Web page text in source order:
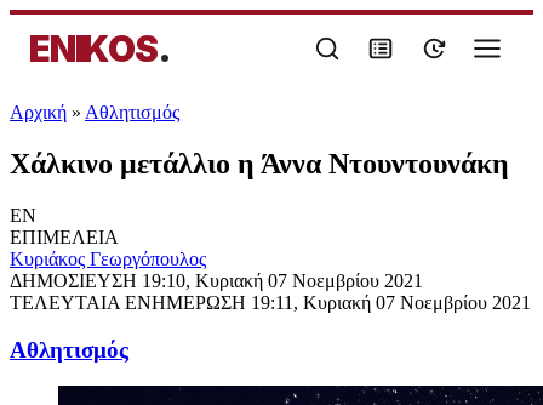
ENIKOS.
Αρχική » Αθλητισμός
Χάλκινο μετάλλιο η Άννα Ντουντουνάκη
EN
ΕΠΙΜΕΛΕΙΑ
Κυριάκος Γεωργόπουλος
ΔΗΜΟΣΙΕΥΣΗ 19:10, Κυριακή 07 Νοεμβρίου 2021
ΤΕΛΕΥΤΑΙΑ ΕΝΗΜΕΡΩΣΗ 19:11, Κυριακή 07 Νοεμβρίου 2021
Αθλητισμός